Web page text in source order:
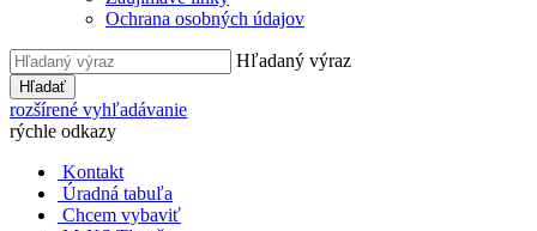
Ochrana osobných údajov
Hľadaný výraz
Hľadať
rozšírené vyhľadávanie
rýchle odkazy
Kontakt
Úradná tabuľa
Chcem vybaviť